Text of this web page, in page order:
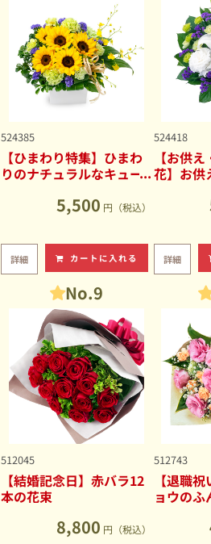
524385
【ひまわり特集】ひまわ
りのナチュラルなキュー
5,500 円（税込）
詳細 カートに入れる
524418
【お供
花】お供
詳細
No.9
512045
【結婚記念日】赤バラ12
本の花束
8,800 円（税込）
512743
【退職
ョウのふ